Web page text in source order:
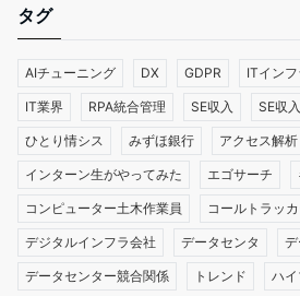
タグ
AIチューニング DX GDPR ITイン
IT業界 RPA統合管理 SE収入 SE収
ひとり情シス みずほ銀行 アクセス解析
インターン生がやってみた エゴサーチ
コンピューター土木作業員 コールトラッ
デジタルインフラ会社 データセンタ
データセンター競合関係 トレンド ハ